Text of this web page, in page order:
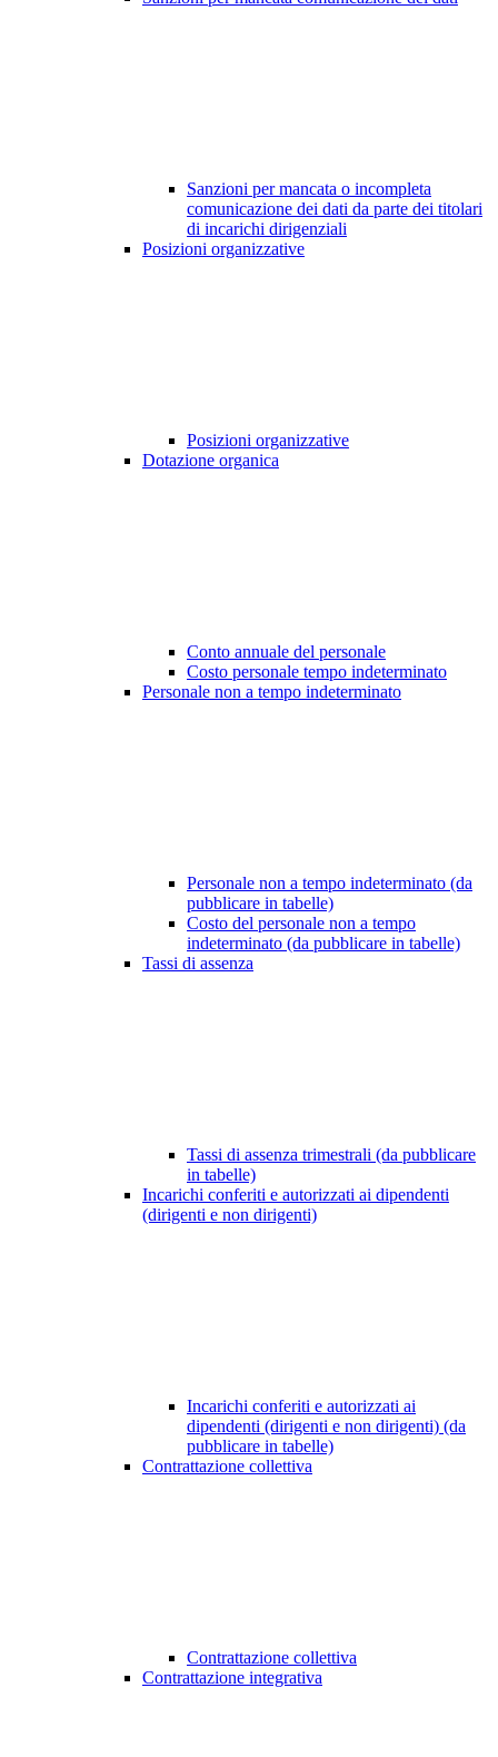
Sanzioni per mancata o incompleta
comunicazione dei dati da parte dei titolari
di incarichi dirigenziali
Posizioni organizzative
Posizioni organizzative
Dotazione organica
Conto annuale del personale
Costo personale tempo indeterminato
Personale non a tempo indeterminato
Personale non a tempo indeterminato (da
pubblicare in tabelle)
Costo del personale non a tempo
indeterminato (da pubblicare in tabelle)
Tassi di assenza
Tassi di assenza trimestrali (da pubblicare
in tabelle)
Incarichi conferiti e autorizzati ai dipendenti
(dirigenti e non dirigenti)
Incarichi conferiti e autorizzati ai
dipendenti (dirigenti e non dirigenti) (da
pubblicare in tabelle)
Contrattazione collettiva
Contrattazione collettiva
Contrattazione integrativa